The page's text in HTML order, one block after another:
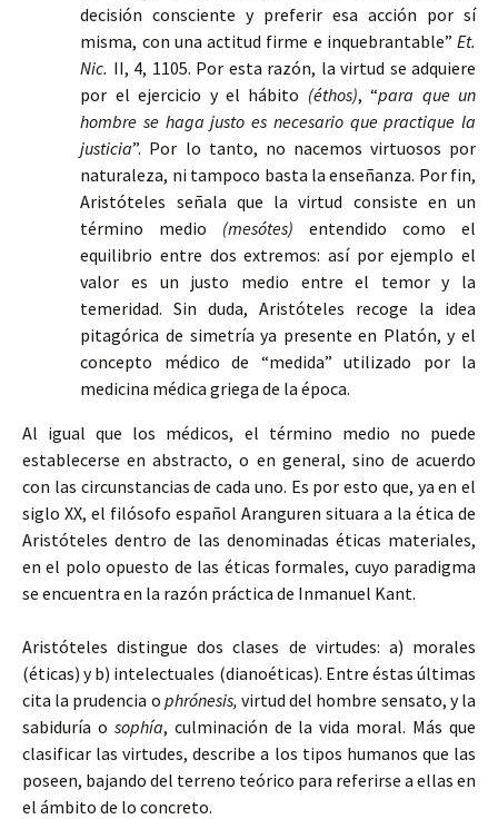
decisión consciente y preferir esa acción por sí
misma, con una actitud firme e inquebrantable” Et.
Nic. II, 4, 1105. Por esta razón, la virtud se adquiere
por el ejercicio y el hábito (éthos), “para que un
hombre se haga justo es necesario que practique la
justicia”. Por lo tanto, no nacemos virtuosos por
naturaleza, ni tampoco basta la enseñanza. Por fin,
Aristóteles señala que la virtud consiste en un
término medio (mesótes) entendido como el
equilibrio entre dos extremos: así por ejemplo el
valor es un justo medio entre el temor y la
temeridad. Sin duda, Aristóteles recoge la idea
pitagórica de simetría ya presente en Platón, y el
concepto médico de “medida” utilizado por la
medicina médica griega de la época.
Al igual que los médicos, el término medio no puede
establecerse en abstracto, o en general, sino de acuerdo
con las circunstancias de cada uno. Es por esto que, ya en el
siglo XX, el filósofo español Aranguren situara a la ética de
Aristóteles dentro de las denominadas éticas materiales,
en el polo opuesto de las éticas formales, cuyo paradigma
se encuentra en la razón práctica de Inmanuel Kant.
Aristóteles distingue dos clases de virtudes: a) morales
(éticas) y b) intelectuales (dianoéticas). Entre éstas últimas
cita la prudencia o phrónesis, virtud del hombre sensato, y la
sabiduría o sophía, culminación de la vida moral. Más que
clasificar las virtudes, describe a los tipos humanos que las
poseen, bajando del terreno teórico para referirse a ellas en
el ámbito de lo concreto.